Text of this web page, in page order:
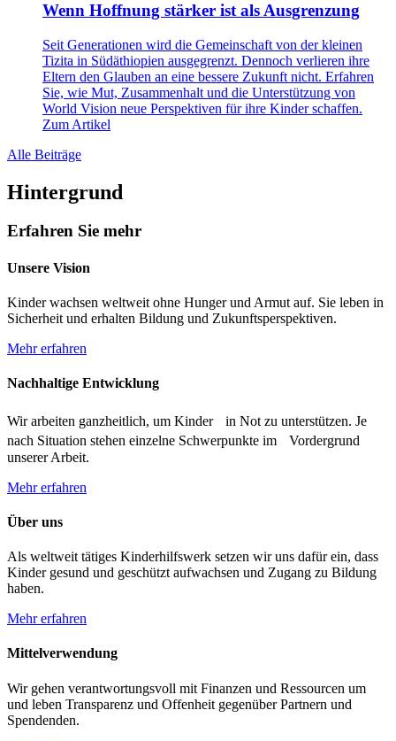
Wenn Hoffnung stärker ist als Ausgrenzung
Seit Generationen wird die Gemeinschaft von der kleinen
Tizita in Südäthiopien ausgegrenzt. Dennoch verlieren ihre
Eltern den Glauben an eine bessere Zukunft nicht. Erfahren
Sie, wie Mut, Zusammenhalt und die Unterstützung von
World Vision neue Perspektiven für ihre Kinder schaffen.
Zum Artikel
Alle Beiträge
Hintergrund
Erfahren Sie mehr
Unsere Vision
Kinder wachsen weltweit ohne Hunger und Armut auf. Sie leben in
Sicherheit und erhalten Bildung und Zukunftsperspektiven.
Mehr erfahren
Nachhaltige Entwicklung
Wir arbeiten ganzheitlich, um Kinder in Not zu unterstützen. Je
nach Situation stehen einzelne Schwerpunkte im Vordergrund
unserer Arbeit.
Mehr erfahren
Über uns
Als weltweit tätiges Kinderhilfswerk setzen wir uns dafür ein, dass
Kinder gesund und geschützt aufwachsen und Zugang zu Bildung
haben.
Mehr erfahren
Mittelverwendung
Wir gehen verantwortungsvoll mit Finanzen und Ressourcen um
und leben Transparenz und Offenheit gegenüber Partnern und
Spendenden.